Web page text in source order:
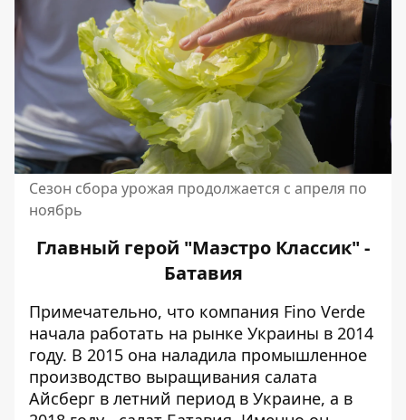
Сезон сбора урожая продолжается с апреля по
ноябрь
Главный герой "Маэстро Классик" -
Батавия
Примечательно, что компания Fino Verde
начала работать на рынке Украины в 2014
году. В 2015 она наладила промышленное
производство выращивания салата
Айсберг в летний период в Украине, а в